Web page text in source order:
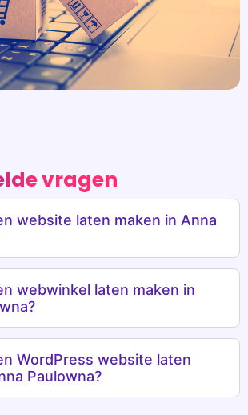
webwinkel laten maken in
WordPress website laten